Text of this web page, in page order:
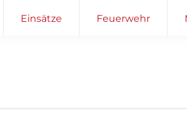
Einsätze Feuerwehr